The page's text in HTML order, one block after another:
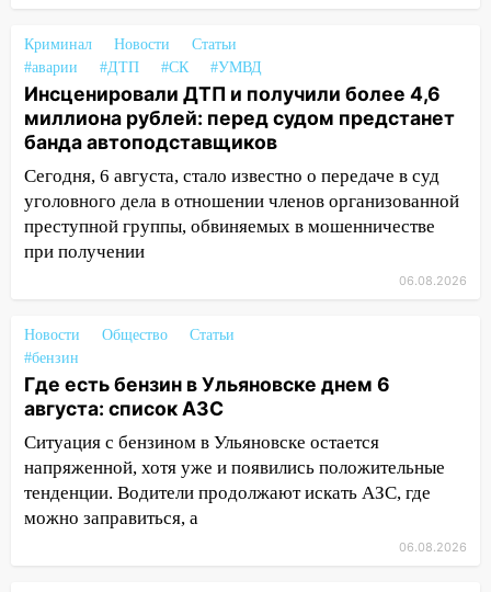
51-летний мужчина
09:50
В Ульяновске черный коршун
застрял в тепловозе
09:44 Ульяновские спасатели помогли
юному велосипедисту на улице
Чернышевского
08:21 В Заволжском районе украли два
велосипеда
погода в четверг
06:00 Четыре года борьбы: ульяновские
юристы помогли женщине засудить УК
за плесень на стенах
05:00 Кому 6 августа звезды сулят
прибыль, а кому — испытания на
прочность
Криминал Новости
Статьи
#аварии
#ДТП #СК #УМВД
Инсценировали ДТП и получили более 4,6
миллиона рублей: перед судом предстанет
банда автоподставщиков
Сегодня, 6 августа, стало известно о передаче в суд
уголовного дела в отношении членов организованной
преступной группы, обвиняемых в мошенничестве
при получении
06.08.2026
Новости Общество
Статьи
#бензин
Где есть бензин в Ульяновске днем 6
августа: список АЗС
Ситуация с бензином в Ульяновске остается
напряженной, хотя уже и появились положительные
тенденции. Водители продолжают искать АЗС, где
можно заправиться, а
06.08.2026